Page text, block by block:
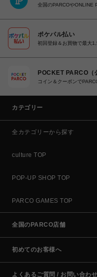
全国のPARCOやONLINE
ポケパル払い
初回登録＆お買物で最大
POCKET PARCO（
コイン＆クーポンで
カテゴリー
全カテゴリーから探す
culture TOP
POP-UP SHOP TOP
PARCO GAMES TOP
全国のPARCO店舗
初めてのお客様へ
よくあるご質問 / お問い合わせ